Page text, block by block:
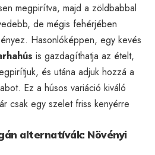
megpirítva, majd a zöldbabbal
de mégis fehérjében
Hasonlóképpen, egy kevés
is gazdagíthatja az ételt,
és utána adjuk hozzá a
Ez a húsos variáció kiváló
csak egy szelet friss kenyérre
alternatívák: Növényi